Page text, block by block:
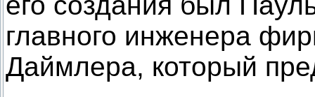
главного инженера
Даймлера, который